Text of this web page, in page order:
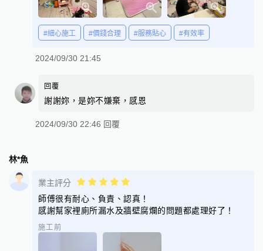
#細心施工 #價錢合理 #服務貼心 #有效率
2024/09/30 21:45
回覆
謝謝妳，是妳不嫌棄，感恩
2024/09/30 22:46 回覆
林*魚
業主評分
師傅很有耐心、負責、認真！
感謝幫家裡廁所漏水及牆壁腐爛的問題都處理好了！
施工前